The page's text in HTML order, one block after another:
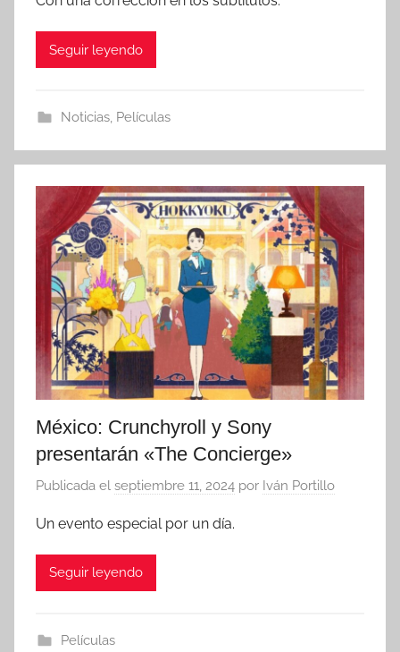
Seguir leyendo
Noticias, Películas
México: Crunchyroll y Sony
presentarán «The Concierge»
Publicada el septiembre 11, 2024 por Iván Portillo
Un evento especial por un día.
Seguir leyendo
Películas